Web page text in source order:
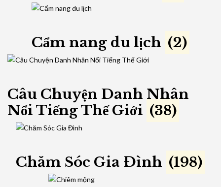
Cẩm nang du lịch (2)
Câu Chuyện Danh Nhân
Nổi Tiếng Thế Giới (38)
Chăm Sóc Gia Đình (198)